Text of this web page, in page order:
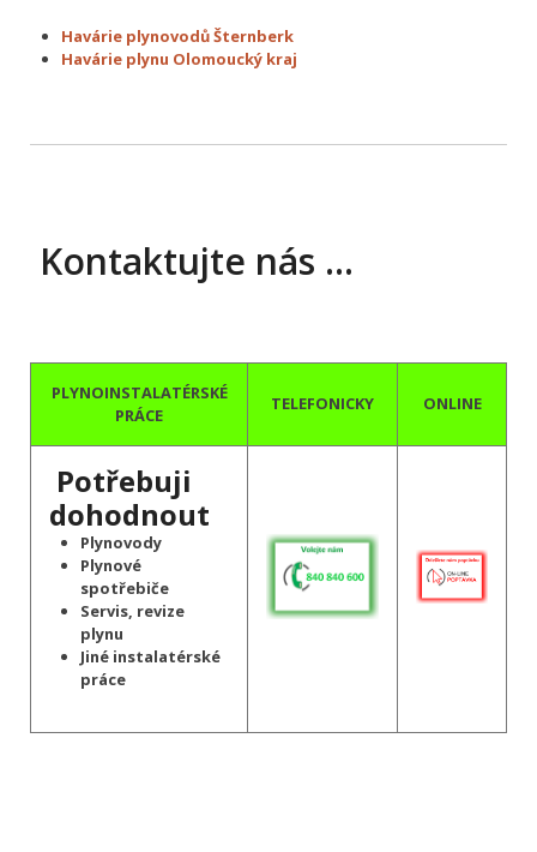
Havárie plynovodů Šternberk
Havárie plynu Olomoucký kraj
Kontaktujte nás …
PLYNOINSTALATÉRSKÉ
PRÁCE
TELEFONICKY ONLINE
Potřebuji
dohodnout
Plynovody
Plynové
spotřebiče
Servis, revize
plynu
Jiné instalatérské
práce